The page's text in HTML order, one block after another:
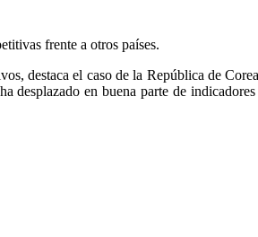
frente a otros países.
destaca el caso de la República de
en buena parte de